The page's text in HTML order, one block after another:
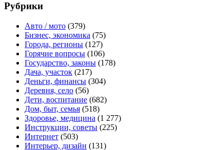
Рубрики
Авто / мото (379)
Бизнес, экономика (75)
Города, регионы (127)
Горячие вопросы (106)
Государство, законы (178)
Дача, участок (217)
Деньги, финансы (304)
Деревня, село (56)
Дети, воспитание (682)
Дом, быт, семья (518)
Здоровье, медицина (1 277)
Инструкции, советы (225)
Интернет (503)
Интерьер, дизайн (131)